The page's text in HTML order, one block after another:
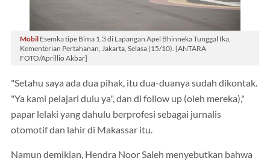
Mobil Esemka tipe Bima 1.3 di Lapangan Apel Bhinneka Tunggal Ika,
Kementerian Pertahanan, Jakarta, Selasa (15/10). [ANTARA
FOTO/Aprillio Akbar]
"Setahu saya ada dua pihak, itu dua-duanya sudah dikontak.
"Ya kami pelajari dulu ya", dan di follow up (oleh mereka),"
papar lelaki yang dahulu berprofesi sebagai jurnalis
otomotif dan lahir di Makassar itu.
Namun demikian, Hendra Noor Saleh menyebutkan bahwa